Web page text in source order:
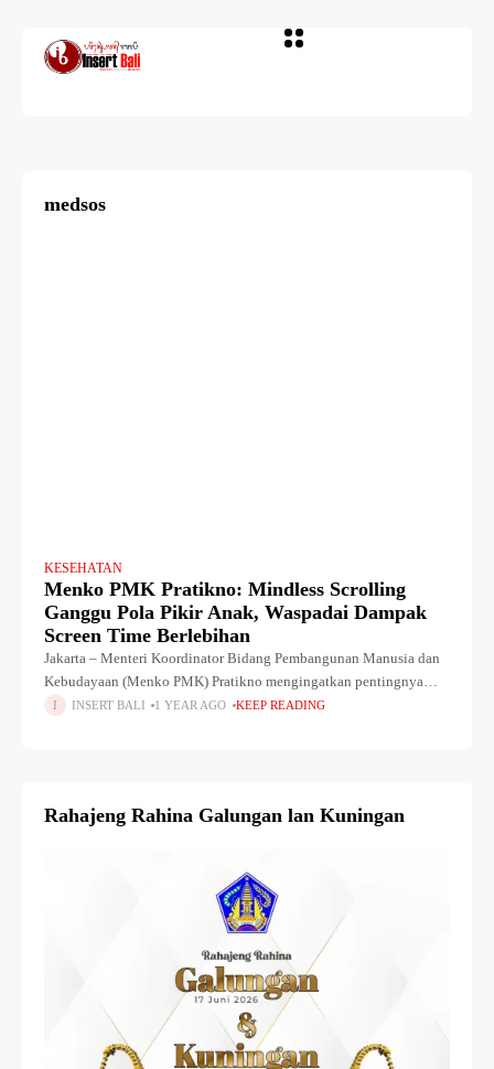
medsos
KESEHATAN
Menko PMK Pratikno: Mindless Scrolling
Ganggu Pola Pikir Anak, Waspadai Dampak
Screen Time Berlebihan
Jakarta – Menteri Koordinator Bidang Pembangunan Manusia dan
Kebudayaan (Menko PMK) Pratikno mengingatkan pentingnya
mengontrol waktu anak dalam menggunakan gawai, khususnya
INSERT BALI 1 YEAR AGO KEEP READING
Rahajeng Rahina Galungan lan Kuningan